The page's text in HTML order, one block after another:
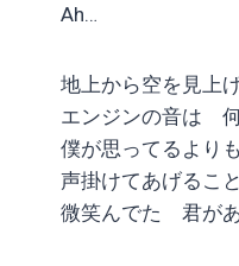
Ah…
地上から空を見上
エンジンの音は
僕が思ってるより
声掛けてあげるこ
微笑んでた 君が